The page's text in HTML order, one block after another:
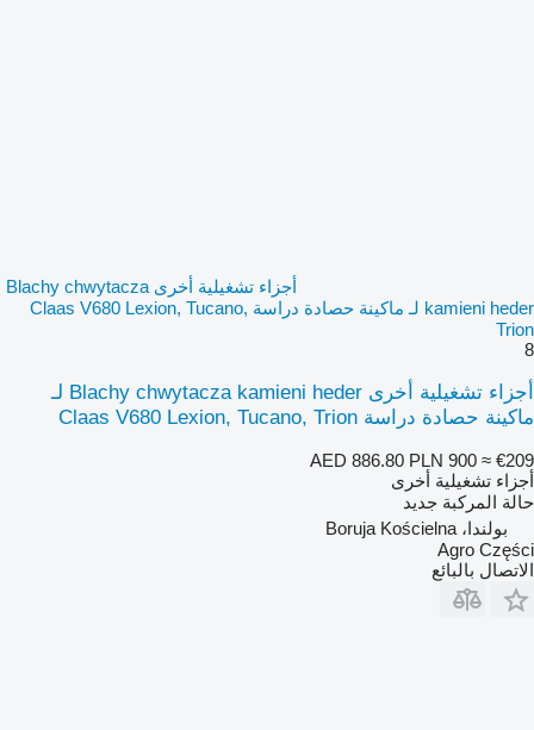
أجزاء تشغيلية أخرى Blachy chwytacza
kamieni heder لـ ماكينة حصادة دراسة Claas V680 Lexion, Tucano,
Trion
8
أجزاء تشغيلية أخرى Blachy chwytacza kamieni heder لـ
ماكينة حصادة دراسة Claas V680 Lexion, Tucano, Trion
AED 886.80 PLN 900 ≈ €209
أجزاء تشغيلية أخرى
حالة المركبة جديد
بولندا، Boruja Kościelna
Agro Części
الاتصال بالبائع